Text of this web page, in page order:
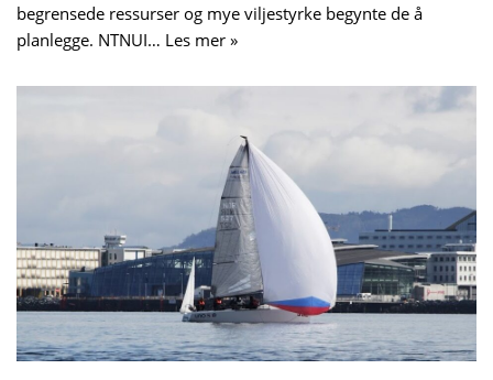
begrensede ressurser og mye viljestyrke begynte de å
planlegge. NTNUI… Les mer »